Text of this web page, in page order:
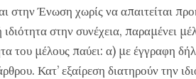
στην Ένωση χωρίς να απαιτείται
ιδιότητα στην συνέχεια, παραμένει
του μέλους παύει: α) με έγγραφη
Κατ’ εξαίρεση διατηρούν την